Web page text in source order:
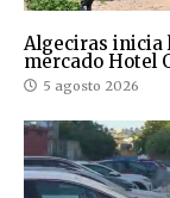
Algeciras inicia
mercado Hotel
5 agosto 2026